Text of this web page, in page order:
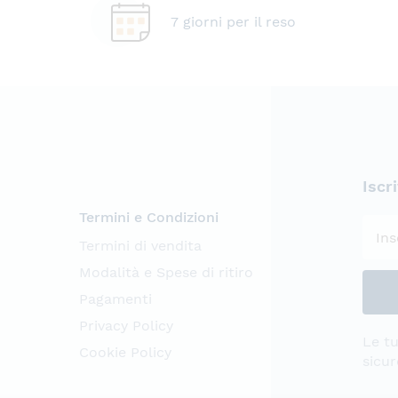
7 giorni per il reso
Termini e Condizioni
Termini di vendita
Modalità e Spese di ritiro
Pagamenti
Privacy Policy
Cookie Policy